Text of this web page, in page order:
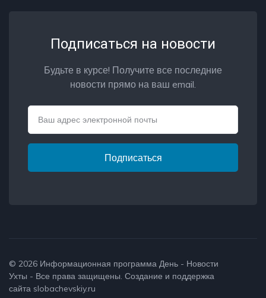
Подписаться на новости
Будьте в курсе! Получите все последние
новости прямо на ваш email.
Подписаться
© 2026 Информационная программа День - Новости
Ухты - Все права защищены. Создание и поддержка
сайта slobachevskiy.ru